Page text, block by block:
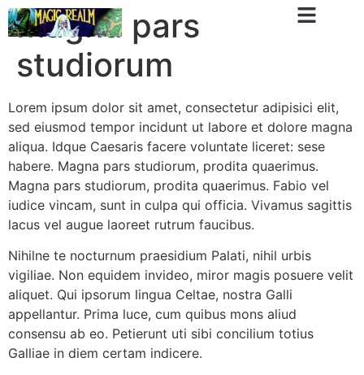
Magna pars
studiorum
Lorem ipsum dolor sit amet, consectetur adipisici elit,
sed eiusmod tempor incidunt ut labore et dolore magna
aliqua. Idque Caesaris facere voluntate liceret: sese
habere. Magna pars studiorum, prodita quaerimus.
Magna pars studiorum, prodita quaerimus. Fabio vel
iudice vincam, sunt in culpa qui officia. Vivamus sagittis
lacus vel augue laoreet rutrum faucibus.
Nihilne te nocturnum praesidium Palati, nihil urbis
vigiliae. Non equidem invideo, miror magis posuere velit
aliquet. Qui ipsorum lingua Celtae, nostra Galli
appellantur. Prima luce, cum quibus mons aliud
consensu ab eo. Petierunt uti sibi concilium totius
Galliae in diem certam indicere.